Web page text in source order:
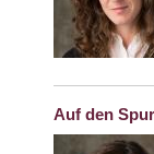
Auf den